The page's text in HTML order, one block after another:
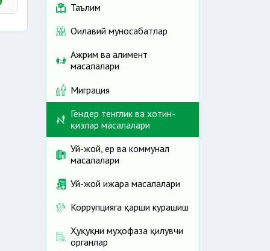
Таълим
Оилавий муносабатлар
Ажрим ва алимент
масалалари
Миграция
Гендер тенглик ва хотин-
қизлар масалалари
Уй-жой, ер ва коммунал
масалалари
Уй-жой ижара масалалари
Коррупцияга қарши курашиш
Ҳуқуқни муҳофаза қилувчи
органлар